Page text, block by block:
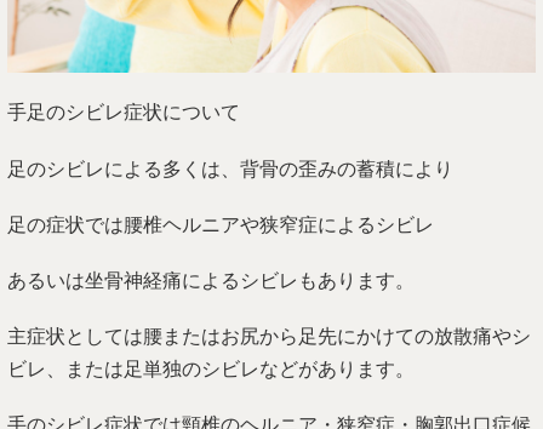
手足のシビレ症状について
足のシビレによる多くは、背骨の歪みの蓄積により
足の症状では腰椎ヘルニアや狭窄症によるシビレ
あるいは坐骨神経痛によるシビレもあります。
主症状としては腰またはお尻から足先にかけての放散痛やシ
ビレ、または足単独のシビレなどがあります。